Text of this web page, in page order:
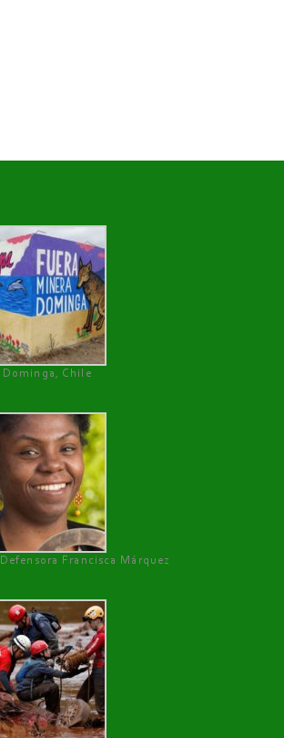
Dominga, Chile
Francisca Márquez